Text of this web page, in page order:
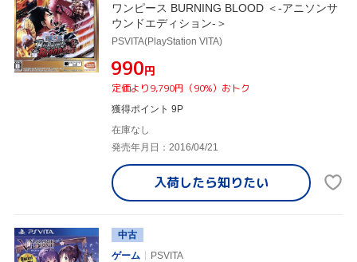
ワンピース BURNING BLOOD ＜-アニソンサ
ウンドエディション-＞
PSVITA(PlayStation VITA)
¥990円
定価より9,790円（90%）おトク
獲得ポイント 9P
在庫なし
発売年月日：2016/04/21
入荷したら知りたい
中古
ゲーム
PSVITA